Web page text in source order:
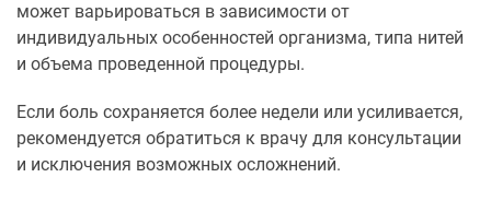
может варьироваться в зависимости от
индивидуальных особенностей организма, типа нитей
и объема проведенной процедуры.
Если боль сохраняется более недели или усиливается,
рекомендуется обратиться к врачу для консультации
и исключения возможных осложнений.